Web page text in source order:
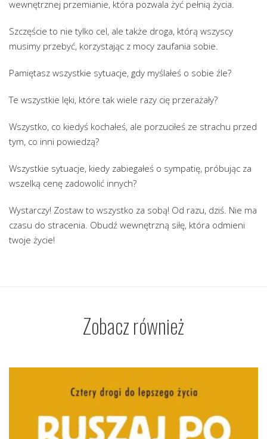
wewnętrznej przemianie, która pozwala żyć pełnią życia.
Szczęście to nie tylko cel, ale także droga, którą wszyscy
musimy przebyć, korzystając z mocy zaufania sobie.
Pamiętasz wszystkie sytuacje, gdy myślałeś o sobie źle?
Te wszystkie lęki, które tak wiele razy cię przerażały?
Wszystko, co kiedyś kochałeś, ale porzuciłeś ze strachu przed
tym, co inni powiedzą?
Wszystkie sytuacje, kiedy zabiegałeś o sympatię, próbując za
wszelką cenę zadowolić innych?
Wystarczy! Zostaw to wszystko za sobą! Od razu, dziś. Nie ma
czasu do stracenia. Obudź wewnętrzną siłę, która odmieni
twoje życie!
Zobacz również